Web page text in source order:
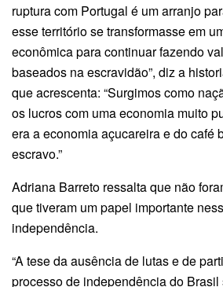
ruptura com Portugal é um arranjo
esse território se transformasse em
econômica para continuar fazendo
baseados na escravidão”, diz a
que acrescenta: “Surgimos como
os lucros com uma economia muito
era a economia açucareira e do café
escravo.”
Adriana Barreto ressalta que não
que tiveram um papel importante
independência.
“A tese da ausência de lutas e de
processo de independência do